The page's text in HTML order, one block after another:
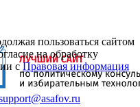
пользоваться сайтом
на обработку
сПравовая информация